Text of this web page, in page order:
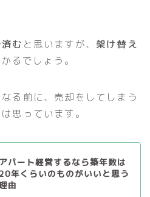
む と思いますが、 架け替え
るでしょう。
る前に、売却をしてしまう
思っています。
アパート経営するなら築年数は
20年くらいのものがいいと思う
由